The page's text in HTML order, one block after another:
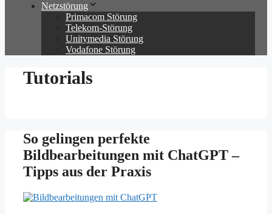
Netzstörung
Primacom Störung
Telekom-Störung
Unitymedia Störung
Vodafone Störung
Tutorials
So gelingen perfekte
Bildbearbeitungen mit ChatGPT –
Tipps aus der Praxis